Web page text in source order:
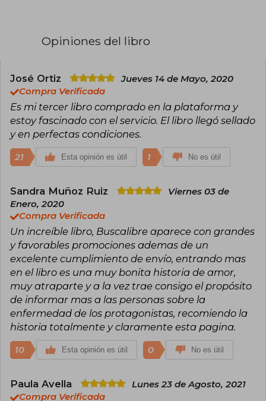
Opiniones del libro
José Ortiz
Jueves 14 de Mayo, 2020
Compra Verificada
Es mi tercer libro comprado en la plataforma y
estoy fascinado con el servicio. El libro llegó sellado
y en perfectas condiciones.
21 Esta opinión es útil 1 No es útil
Sandra Muñoz Ruiz
Viernes 03 de
Enero, 2020
Compra Verificada
Un increíble libro, Buscalibre aparece con grandes
y favorables promociones ademas de un
excelente cumplimiento de envío, entrando mas
en el libro es una muy bonita historia de amor,
muy atraparte y a la vez trae consigo el propósito
de informar mas a las personas sobre la
enfermedad de los protagonistas, recomiendo la
historia totalmente y claramente esta pagina.
10 Esta opinión es útil 0 No es útil
Paula Avella
Lunes 23 de Agosto, 2021
Compra Verificada